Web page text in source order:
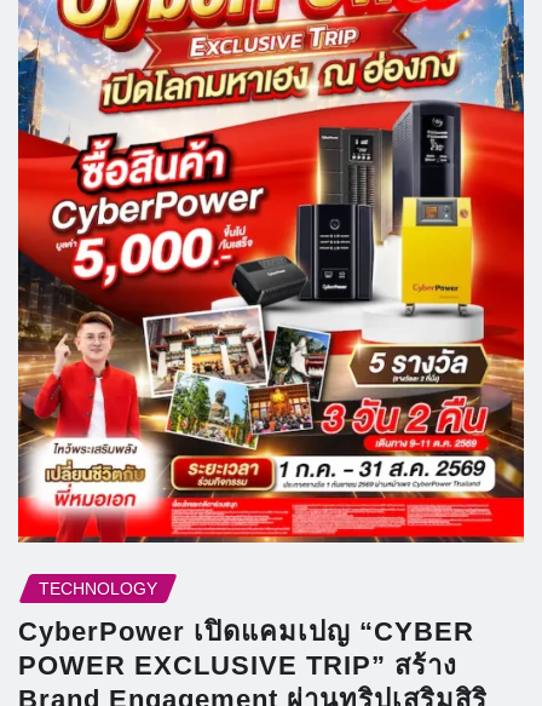
TECHNOLOGY
CyberPower เปิดแคมเปญ “CYBER
POWER EXCLUSIVE TRIP” สร้าง
Brand Engagement ผ่านทริปเสริมสิริ